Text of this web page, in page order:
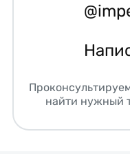
найти нужный